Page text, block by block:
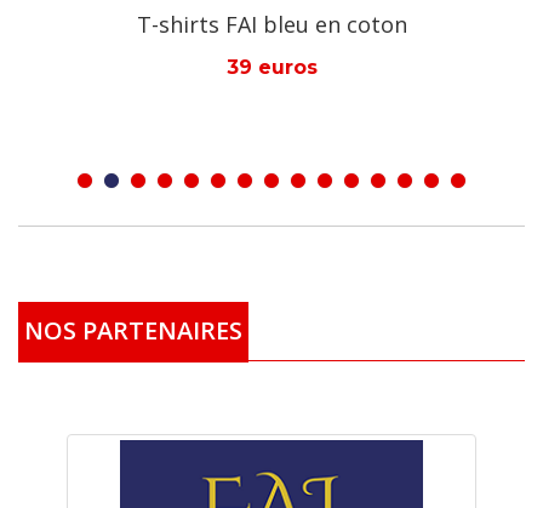
T-shirts FAI bleu en coton
39 euros
NOS PARTENAIRES